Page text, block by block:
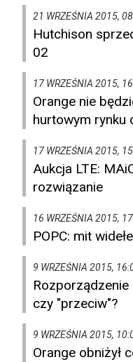
21 WRZEŚNIA 2015,
Hutchison
02
17 WRZEŚNIA 2015,
Orange nie
hurtowym
17 WRZEŚNIA 2015,
Aukcja LTE:
rozwiązanie
16 WRZEŚNIA 2015,
POPC: mit
9 WRZEŚNIA 2015,
czy "przeciw"?
9 WRZEŚNIA 2015,
Orange obniżył